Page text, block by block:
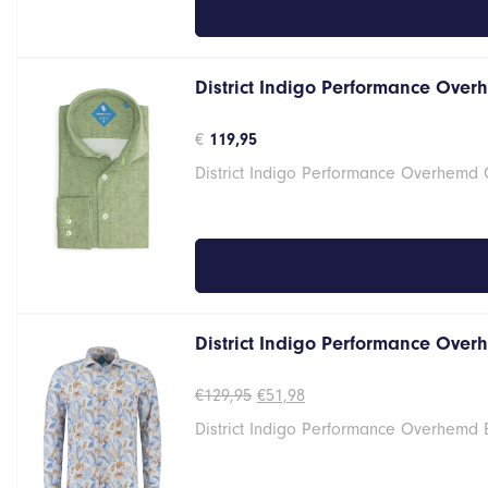
District Indigo Performance
€ 119,95
District Indigo Performance Overhemd
District Indigo Performance
€129,95 Oorspronkelijke
was:
€51,98Huidige
is:
District Indigo Performance Overhemd